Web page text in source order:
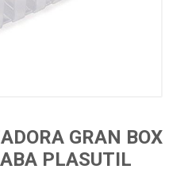
GRAN BOX
PLASUTIL